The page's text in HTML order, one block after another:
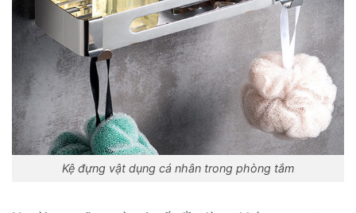
Kệ đựng vật dụng cá nhân trong phòng tắm